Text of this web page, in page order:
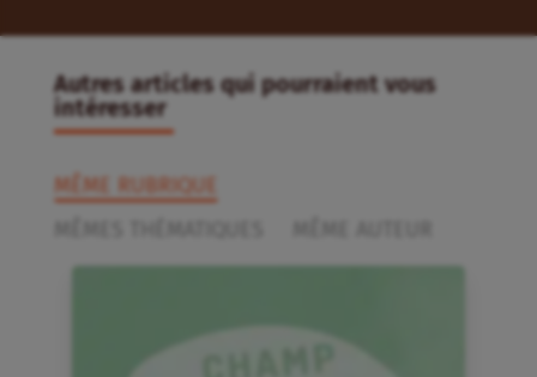
Autres articles qui pourraient vous
intéresser
MÊME RUBRIQUE